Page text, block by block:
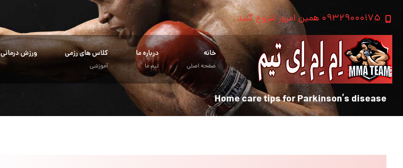
۰۹۳۲۹۰۰۰۱۷۵ همین امروز شروع کنید
خانه
صفحه اصلی
درباره ما
تیم ما
کلاس های رزمی
آموزشی
ورزش درمانی
Home care tips for Parkinson’s disease